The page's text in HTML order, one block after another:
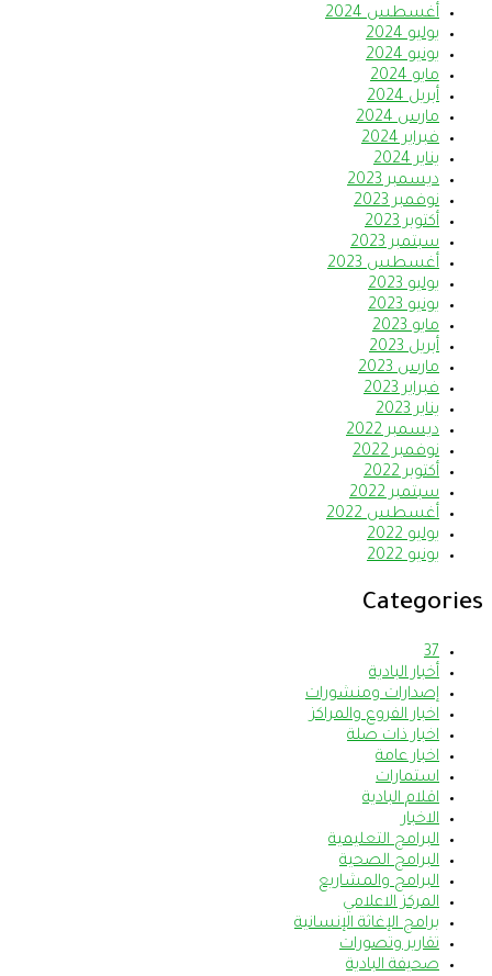
أغسطس 2024
يوليو 2024
يونيو 2024
مايو 2024
أبريل 2024
مارس 2024
فبراير 2024
يناير 2024
ديسمبر 2023
نوفمبر 2023
أكتوبر 2023
سبتمبر 2023
أغسطس 2023
يوليو 2023
يونيو 2023
مايو 2023
أبريل 2023
مارس 2023
فبراير 2023
يناير 2023
ديسمبر 2022
نوفمبر 2022
أكتوبر 2022
سبتمبر 2022
أغسطس 2022
يوليو 2022
يونيو 2022
Categories
37
أخبار البادية
إصدارات ومنشورات
اخبار الفروع والمراكز
اخبار ذات صلة
اخبار عامة
استمارات
اقلام البادية
الاخبار
البرامج التعليمية
البرامج الصحية
البرامج والمشاريع
المركز الاعلامي
برامج الإغاثة الإنسانية
تقارير وتصورات
صحيفة البادية